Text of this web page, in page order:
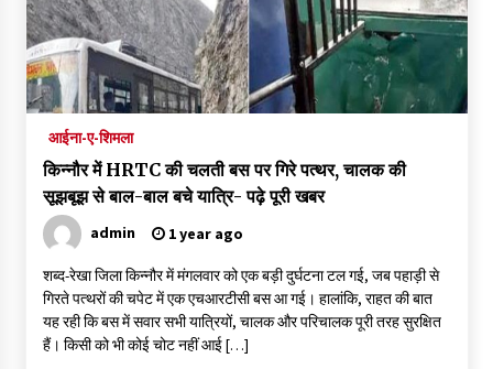
आईना-ए-शिमला
किन्नौर में HRTC की चलती बस पर गिरे पत्थर, चालक की
सूझबूझ से बाल-बाल बचे यात्रि- पढ़े पूरी खबर
admin 1 year ago
शब्द-रेखा जिला किन्नौर में मंगलवार को एक बड़ी दुर्घटना टल गई, जब पहाड़ी से
गिरते पत्थरों की चपेट में एक एचआरटीसी बस आ गई। हालांकि, राहत की बात
यह रही कि बस में सवार सभी यात्रियों, चालक और परिचालक पूरी तरह सुरक्षित
हैं। किसी को भी कोई चोट नहीं आई […]